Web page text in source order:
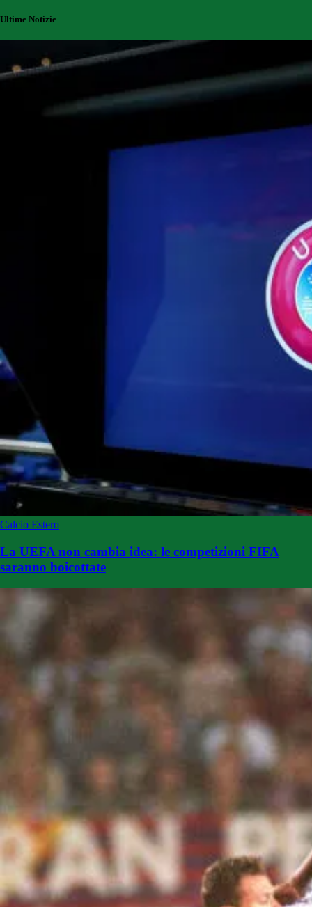
Ultime Notizie
Calcio Estero
La UEFA non cambia idea: le competizioni FIFA
saranno boicottate